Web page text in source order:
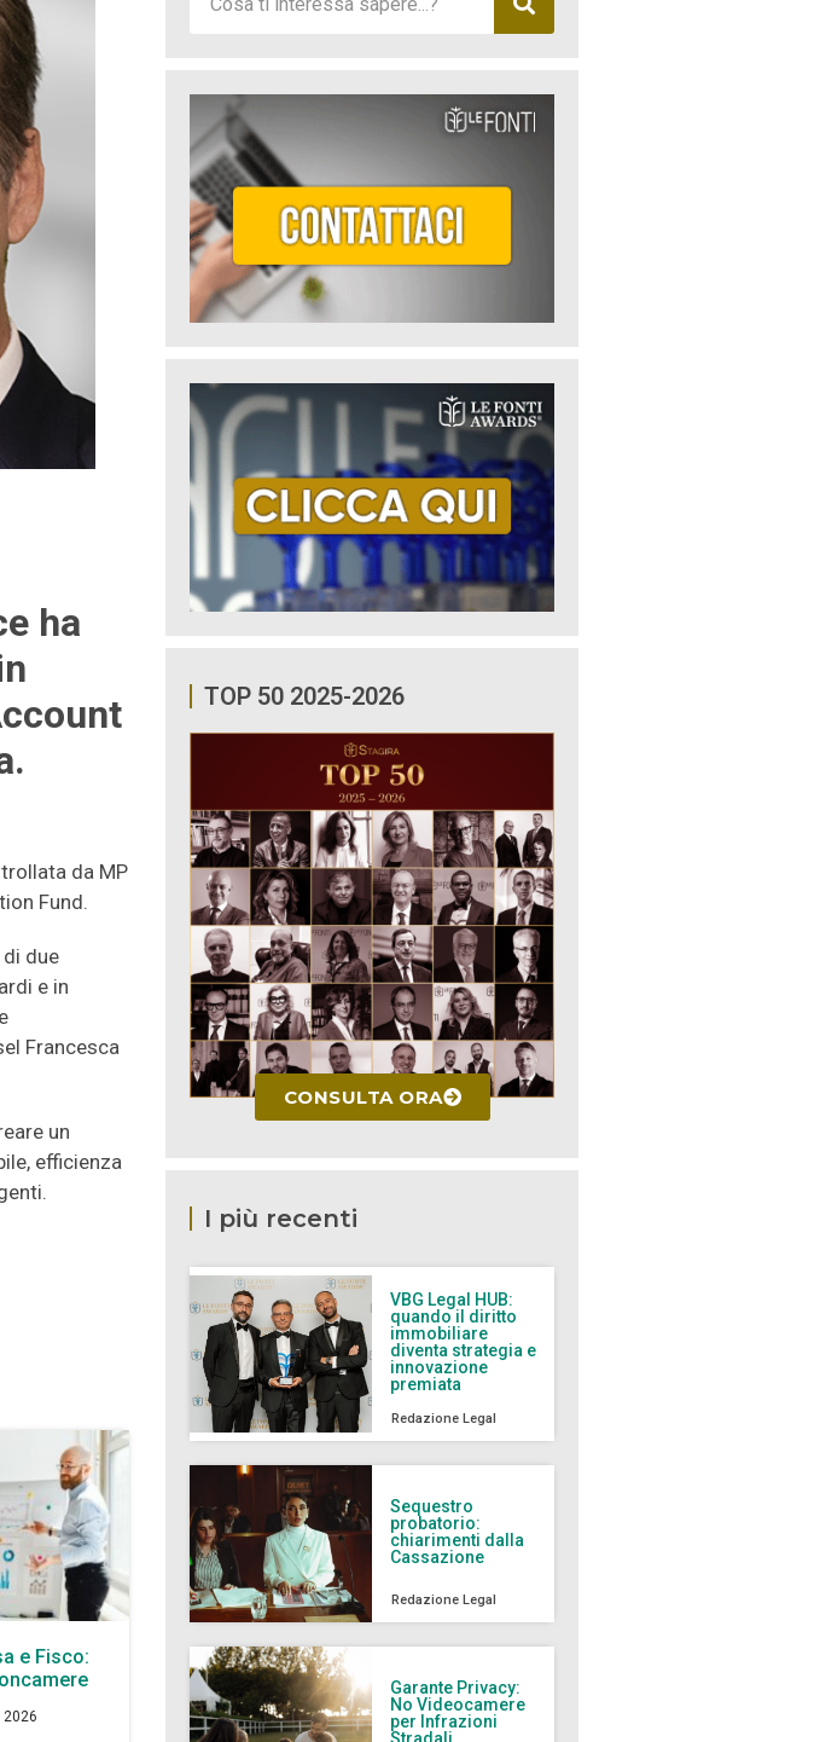
ha
da MP
Fund.
due
e in
Francesca
un
efficienza
e Fisco:
2026
TOP 50 2025-2026
CONSULTA ORA
I più recenti
VBG Legal HUB:
quando il diritto
immobiliare
diventa strategia e
innovazione
premiata
Redazione Legal
Sequestro
probatorio:
chiarimenti dalla
Cassazione
Redazione Legal
Garante Privacy:
No Videocamere
per Infrazioni
Stradali